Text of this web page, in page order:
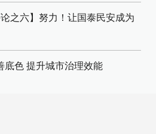
论之六】努力！让国泰民安成为
底色 提升城市治理效能